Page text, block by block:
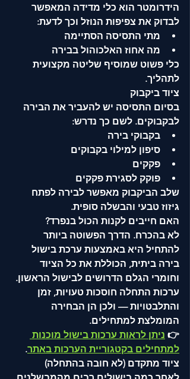
הידרומטר הוא כלי מדידה המאפשר
לבדוק את צפיפות הנוזל וכך לדעת:
מתי התסיסה הסתיימה
מה אחוז האלכוהול בבירה
כלי פשוט שמוסיף שליטה מקצועית
לתהליך.
ציוד ביקבוק
בסיום התסיסה יש להעביר את הבירה
לבקבוקים. לשם כך נדרש:
בקבוקי בירה
סיפון למילוי בקבוקים
פקקים
פוקק לסגירת פקקים
שלב הביקבוק מאפשר לבירה לפתח
גיזוז טבעי והבשלה סופית.
האם חייבים לקנות הכול בנפרד?
לא בהכרח. הדרך הפשוטה ביותר
להתחיל היא באמצעות ערכת בישול
בירה ביתית, הכוללת את כל הציוד
וחומרי הגלם הדרושים לבישול הראשון.
ערכות התחלה חוסכות טעויות, זמן
והתלבטויות — ולכן הן הבחירה
המומלצת למתחילים.
👉 ניתן לראות ערכות בישול מוכנות
למתחילים בקטגוריית הערכות באתר.
ציוד מתקדם (לא חובה בהתחלה)